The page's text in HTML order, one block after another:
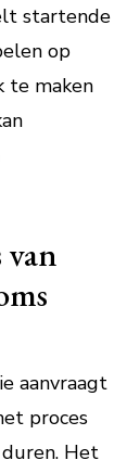
startende
op
te maken
van
aanvraagt
proces
Het